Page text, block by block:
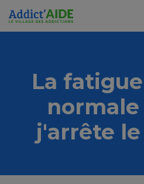
Aller au contenu principal
La
j'arrête
Panneau de gestion des